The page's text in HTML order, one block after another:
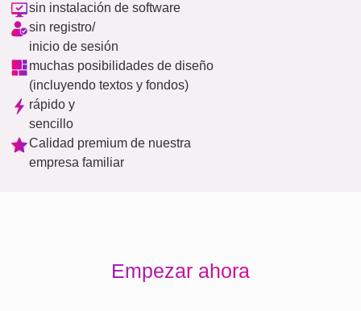
sin instalación de software
sin registro/
inicio de sesión
muchas posibilidades de diseño
(incluyendo textos y fondos)
rápido y
sencillo
Calidad premium de nuestra
empresa familiar
Empezar ahora